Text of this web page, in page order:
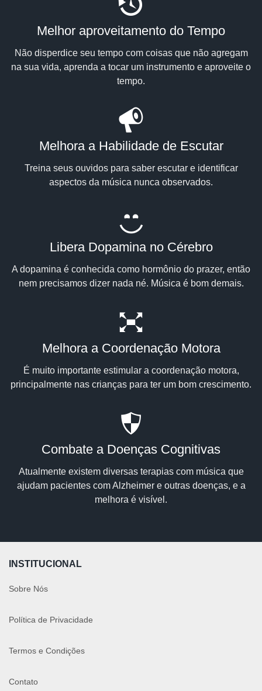
Melhor aproveitamento do Tempo
Não disperdice seu tempo com coisas que não agregam
na sua vida, aprenda a tocar um instrumento e aproveite o
tempo.
Melhora a Habilidade de Escutar
Treina seus ouvidos para saber escutar e identificar
aspectos da música nunca observados.
Libera Dopamina no Cérebro
A dopamina é conhecida como hormônio do prazer, então
nem precisamos dizer nada né. Música é bom demais.
Melhora a Coordenação Motora
É muito importante estimular a coordenação motora,
principalmente nas crianças para ter um bom crescimento.
Combate a Doenças Cognitivas
Atualmente existem diversas terapias com música que
ajudam pacientes com Alzheimer e outras doenças, e a
melhora é visível.
INSTITUCIONAL
Sobre Nós
Política de Privacidade
Termos e Condições
Contato